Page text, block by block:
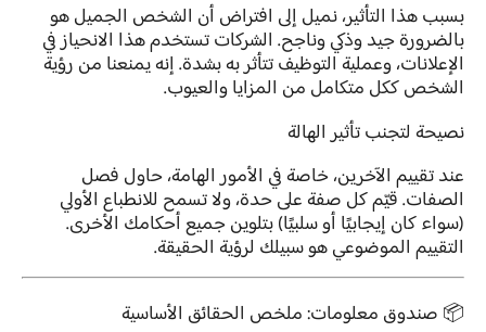
بسبب هذا التأثير، نميل إلى افتراض أن الشخص الجميل هو
بالضرورة جيد وذكي وناجح. الشركات تستخدم هذا الانحياز في
الإعلانات، وعملية التوظيف تتأثر به بشدة. إنه يمنعنا من رؤية
الشخص ككل متكامل من المزايا والعيوب.
نصيحة لتجنب تأثير الهالة
عند تقييم الآخرين، خاصة في الأمور الهامة، حاول فصل
الصفات. قيّم كل صفة على حدة، ولا تسمح للانطباع الأولي
(سواء كان إيجابيًا أو سلبيًا) بتلوين جميع أحكامك الأخرى.
التقييم الموضوعي هو سبيلك لرؤية الحقيقة.
📦 صندوق معلومات: ملخص الحقائق الأساسية